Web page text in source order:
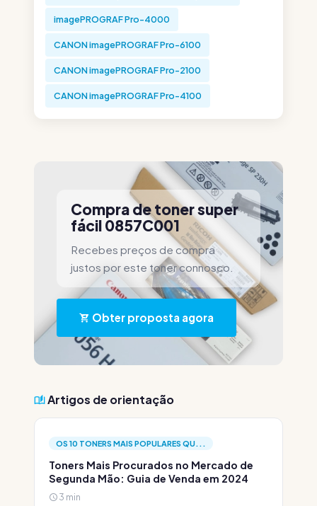
imagePROGRAF Pro-4000
CANON imagePROGRAF Pro-6100
CANON imagePROGRAF Pro-2100
CANON imagePROGRAF Pro-4100
Compra de toner super
fácil 0857C001
Recebes preços de compra
justos por este toner connosco.
Obter proposta agora
Artigos de orientação
OS 10 TONERS MAIS POPULARES QU...
Toners Mais Procurados no Mercado de
Segunda Mão: Guia de Venda em 2024
3 min